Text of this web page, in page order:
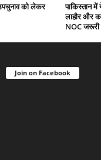
को लेकर
पाकिस्तान में
लाहौर और
NOC जरूरी
Join on Facebook